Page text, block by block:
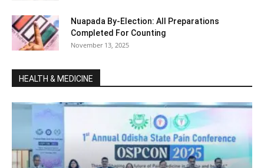
Nuapada By-Election: All Preparations
Completed For Counting
November 13, 2025
HEALTH & MEDICINE